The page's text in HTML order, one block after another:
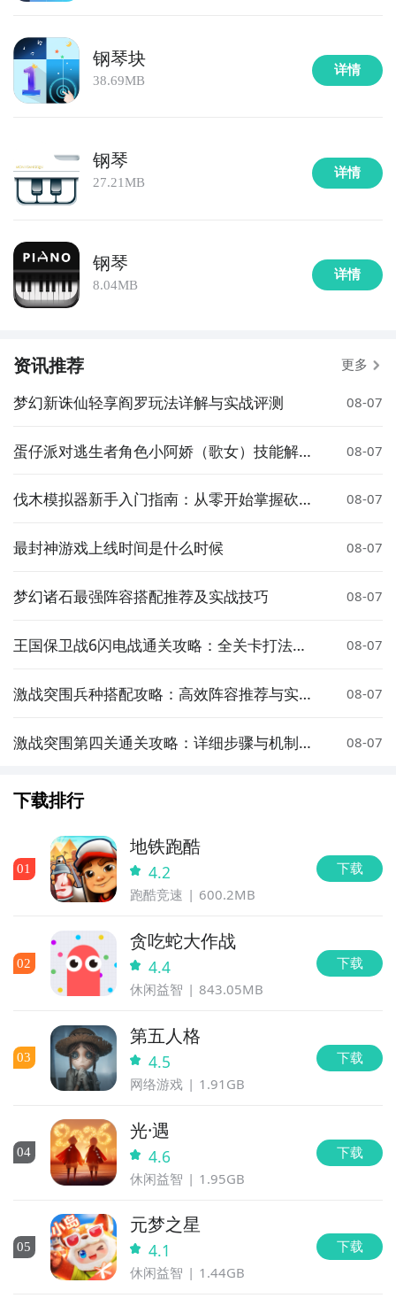
步骤2：进入APP搜索“钢琴块2自制版znmod”，订阅后
可及时接受活动,礼包,开测和开放下载的提醒；
全球好游抢先下 官方直播陪你玩
方法三： 查看九游开测表
步骤1：在九游开测表中玩家们可以看到当天所有进行开
具体的测试时间以及测试阶段介绍，玩家们可以在这里
步骤2：访问地址>>>手游开测表地址
好了，钢琴块2自制版znmod公测时间的关注方法就讲
呢，随时随地关注钢琴块2自制版znmod什么时候开
测，什么时候开放下载，什么时候公测等信息，还有一
个办法就是留意九游钢琴块2自制版znmod专区的每日
更新，欢迎大家积极参与讨论和提问题，我们会第一时
通过上面的游戏介绍和图片，可能大家对钢琴块2自制版
znmod有大致的了解了，不过这么游戏要怎么样才能抢
先体验到呢？不用担心，目前九游客户端已经开通了测
订阅游戏就不会错过最先的下载机会了咯！
全球好游抢先下
立即下载
钢琴块
38.69MB
详情
钢琴
27.21MB
详情
钢琴
8.04MB
详情
资讯推荐 更多
梦幻新诛仙轻享阎罗玩法详解与实战评测 08-07
蛋仔派对逃生者角色小阿娇（歌女）技能解析
08-07
伐木模拟器新手入门指南：从零开始掌握砍树
08-07
最封神游戏上线时间是什么时候 08-07
梦幻诸石最强阵容搭配推荐及实战技巧 08-07
王国保卫战6闪电战通关攻略：全关卡打法与
08-07
激战突围兵种搭配攻略：高效阵容推荐与实战
08-07
激战突围第四关通关攻略：详细步骤与机制解
08-07
下载排行
01
地铁跑酷
4.2
跑酷竞速 600.2MB
下载
02
贪吃蛇大作战
4.4
休闲益智 843.05MB
下载
03
第五人格
4.5
网络游戏 1.91GB
下载
04
光·遇
4.6
休闲益智 1.95GB
下载
05
元梦之星
4.1
休闲益智 1.44GB
下载